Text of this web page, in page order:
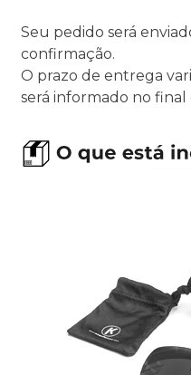
Seu pedido será
confirmação.
O prazo de entrega
será informado no final